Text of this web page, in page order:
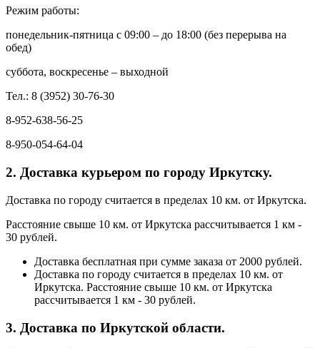
Режим работы:
понедельник-пятница с 09:00 – до 18:00 (без перерыва на
обед)
суббота, воскресенье – выходной
Тел.: 8 (3952) 30-76-30
8-952-638-56-25
8-950-054-64-04
2. Доставка курьером по городу Иркутску.
Доставка по городу считается в пределах 10 км. от Иркутска.
Расстояние свыше 10 км. от Иркутска рассчитывается 1 км -
30 рублей.
Доставка бесплатная при сумме заказа от 2000 рублей.
Доставка по городу считается в пределах 10 км. от
Иркутска. Расстояние свыше 10 км. от Иркутска
рассчитывается 1 км - 30 рублей.
3. Доставка по Иркутской области.